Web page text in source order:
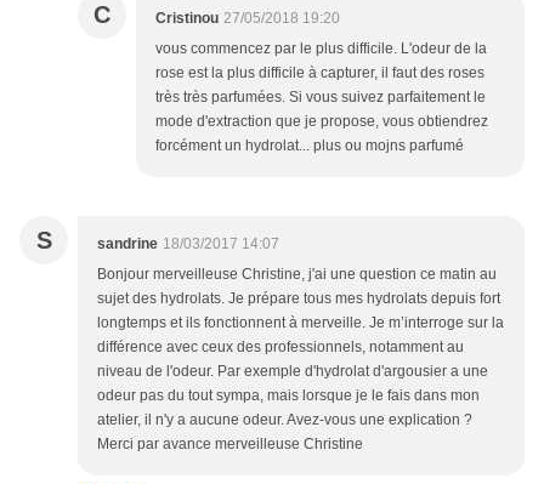
C Cristinou 27/05/2018 19:20
vous commencez par le plus difficile. L'odeur de la
rose est la plus difficile à capturer, il faut des roses
très très parfumées. Si vous suivez parfaitement le
mode d'extraction que je propose, vous obtiendrez
forcément un hydrolat... plus ou mojns parfumé
S sandrine 18/03/2017 14:07
Bonjour merveilleuse Christine, j'ai une question ce matin au
sujet des hydrolats. Je prépare tous mes hydrolats depuis fort
longtemps et ils fonctionnent à merveille. Je m’interroge sur la
différence avec ceux des professionnels, notamment au
niveau de l'odeur. Par exemple d'hydrolat d'argousier a une
odeur pas du tout sympa, mais lorsque je le fais dans mon
atelier, il n'y a aucune odeur. Avez-vous une explication ?
Merci par avance merveilleuse Christine